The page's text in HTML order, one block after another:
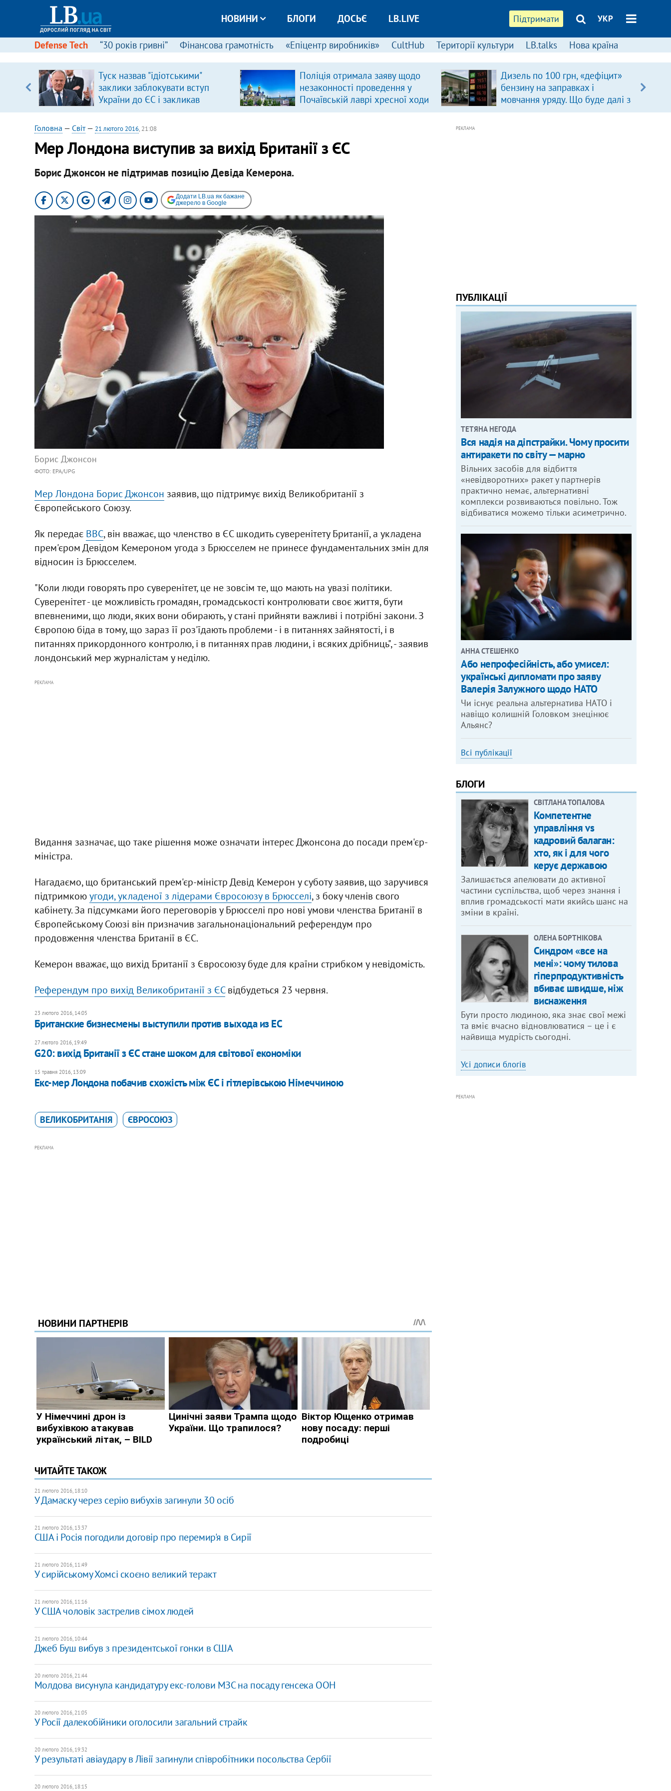
Підтримати УКР
НОВИНИ БЛОГИ ДОСЬЄ LB.LIVE
Defense Tech “30 років гривні” Фінансова грамотність «Епіцентр виробників» CultHub Території культури LB.talks Нова країна
Туск назвав "ідіотськими"
заклики заблокувати вступ
України до ЄС і закликав
припинити антиукраїнську
риторику
Поліція отримала заяву щодо
незаконності проведення у
Почаївській лаврі хресної ходи
Дизель по 100 грн, «дефіцит»
бензину на заправках і
мовчання уряду. Що буде далі з
цінами на пальне?
Головна — Світ— 21 лютого 2016, 21:08
Мер Лондона виступив за вихід Британії з ЄС
Борис Джонсон не підтримав позицію Девіда Кемерона.
Додати LB.ua як бажане
джерело в Google
Борис Джонсон
ФОТО: EPA/UPG
Мер Лондона Борис Джонсон заявив, що підтримує вихід Великобританії з
Європейського Союзу.
Як передає ВВС, він вважає, що членство в ЄС шкодить суверенітету Британії, а укладена
прем'єром Девідом Кемероном угода з Брюсселем не принесе фундаментальних змін для
відносин із Брюсселем.
"Коли люди говорять про суверенітет, це не зовсім те, що мають на увазі політики.
Суверенітет - це можливість громадян, громадськості контролювати своє життя, бути
впевненими, що люди, яких вони обирають, у стані прийняти важливі і потрібні закони. З
Європою біда в тому, що зараз її роз'їдають проблеми - і в питаннях зайнятості, і в
питаннях прикордонного контролю, і в питаннях прав людини, і всяких дрібниць", - заявив
лондонський мер журналістам у неділю.
РЕКЛАМА
Видання зазначає, що таке рішення може означати інтерес Джонсона до посади прем'єр-
міністра.
Нагадаємо, що британський прем'єр-міністр Девід Кемерон у суботу заявив, що заручився
підтримкоюугоди, укладеної з лідерами Євросоюзу в Брюсселі, з боку членів свого
кабінету. За підсумками його переговорів у Брюсселі про нові умови членства Британії в
Європейському Союзі він призначив загальнонаціональний референдум про
продовження членства Британії в ЄС.
Кемерон вважає, що вихід Британії з Євросоюзу буде для країни стрибком у невідомість.
Референдум про вихід Великобританії з ЄСвідбудеться 23 червня.
23 лютого 2016, 14:05
Британские бизнесмены выступили против выхода из ЕС
27 лютого 2016, 19:49
G20: вихід Британії з ЄС стане шоком для світової економіки
15 травня 2016, 13:09
Екс-мер Лондона побачив схожість між ЄС і гітлерівською Німеччиною
ВЕЛИКОБРИТАНІЯ ЄВРОСОЮЗ
РЕКЛАМА
ЧИТАЙТЕ ТАКОЖ
21 лютого 2016, 18:10
У Дамаску через серію вибухів загинули 30 осіб
21 лютого 2016, 13:37
США і Росія погодили договір про перемир'я в Сирії
21 лютого 2016, 11:49
У сирійському Хомсі скоєно великий теракт
21 лютого 2016, 11:16
У США чоловік застрелив сімох людей
21 лютого 2016, 10:44
Джеб Буш вибув з президентської гонки в США
20 лютого 2016, 21:44
Молдова висунула кандидатуру екс-голови МЗС на посаду генсека ООН
20 лютого 2016, 21:05
У Росії далекобійники оголосили загальний страйк
20 лютого 2016, 19:32
У результаті авіаудару в Лівії загинули співробітники посольства Сербії
20 лютого 2016, 18:15
РЕКЛАМА
ПУБЛІКАЦІЇ
ТЕТЯНА НЕГОДА
Вся надія на діпстрайки. Чому просити
антиракети по світу — марно
Вільних засобів для відбиття
«невідворотних» ракет у партнерів
практично немає, альтернативні
комплекси розвиваються повільно. Тож
відбиватися можемо тільки асиметрично.
АННА СТЕШЕНКО
Або непрофесійність, або умисел:
українські дипломати про заяву
Валерія Залужного щодо НАТО
Чи існує реальна альтернатива НАТО і
навіщо колишній Головком знецінює
Альянс?
Всі публікації
БЛОГИ
СВІТЛАНА ТОПАЛОВА
Компетентне
управління vs
кадровий балаган:
хто, як і для чого
керує державою
Залишається апелювати до активної
частини суспільства, щоб через знання і
вплив громадськості мати якийсь шанс на
зміни в країні.
ОЛЕНА БОРТНІКОВА
Синдром «все на
мені»: чому тилова
гіперпродуктивність
вбиває швидше, ніж
виснаження
Бути просто людиною, яка знає свої межі
та вміє вчасно відновлюватися – це і є
найвища мудрість сьогодні.
Усі дописи блогів
РЕКЛАМА